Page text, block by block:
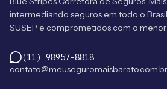
intermediando seguros em todo o
SUSEP e comprometidos com o
(11) 98957-8818
contato@meuseguromaisbarato.com.br